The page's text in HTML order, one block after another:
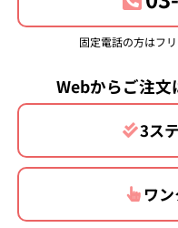
固定電話の方はフ
Webからご注文
3ス
ワ